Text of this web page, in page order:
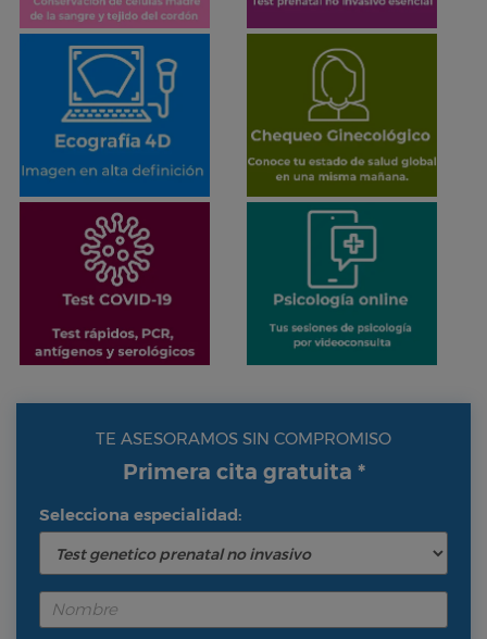
TE ASESORAMOS SIN COMPROMISO
Primera cita gratuita *
Selecciona especialidad: